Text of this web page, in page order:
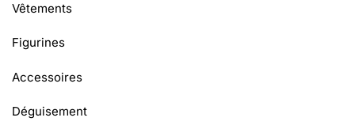
Vêtements
Figurines
Accessoires
Déguisement